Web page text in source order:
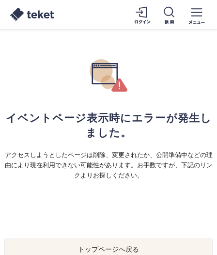
イベントページ表示時にエラーが発生し
ました。
アクセスしようとしたページは削除、変更されたか、公開準備中などの理
由により現在利用できない可能性があります。お手数ですが、下記のリン
クよりお探しください。
トップページへ戻る